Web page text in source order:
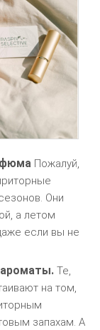
Пожалуй,
Они
а летом
если вы не
ароматы.Те,
на том,
запахам. А